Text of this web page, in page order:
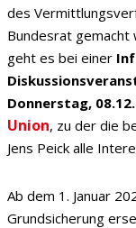
des
Bundesrat gemacht
geht es bei einer
Donnerstag,
Union, zu der die
Jens Peick alle
Ab dem 1. Januar
Grundsicherung